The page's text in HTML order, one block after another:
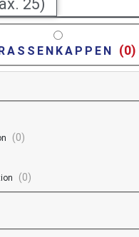
25)
(0)
(0)
(0)